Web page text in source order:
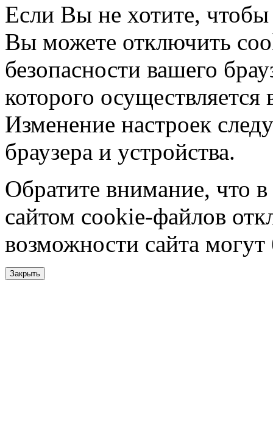
Если Вы не хотите,
Вы можете отключить
безопасности вашего
которого
Изменение настроек
браузера и устройства.
Обратите внимание, что в
сайтом cookie-файлов
возможности сайта
Закрыть